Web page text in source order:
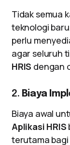
Tidak semua
teknologi
perlu
agar seluruh
HRIS dengan
2. Biaya
Biaya awal
Aplikasi HRIS
terutama